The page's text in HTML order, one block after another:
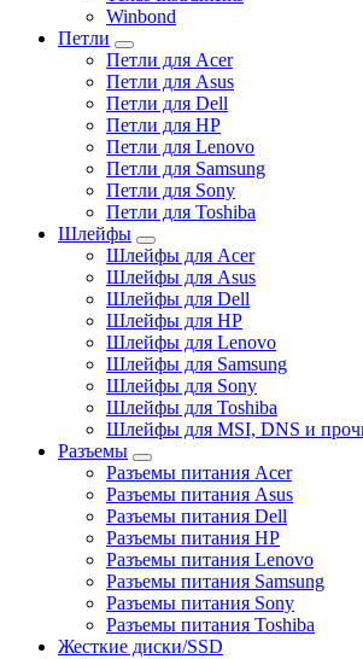
Winbond
Петли
Петли для Acer
Петли для Asus
Петли для Dell
Петли для HP
Петли для Lenovo
Петли для Samsung
Петли для Sony
Петли для Toshiba
Шлейфы
Шлейфы для Acer
Шлейфы для Asus
Шлейфы для Dell
Шлейфы для HP
Шлейфы для Lenovo
Шлейфы для Samsung
Шлейфы для Sony
Шлейфы для Toshiba
Шлейфы для MSI, DNS и
Разъемы
Разъемы питания Acer
Разъемы питания Asus
Разъемы питания Dell
Разъемы питания HP
Разъемы питания Lenovo
Разъемы питания Samsung
Разъемы питания Sony
Разъемы питания Toshiba
Жесткие диски/SSD